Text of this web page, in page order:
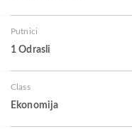
Putnici
1 Odrasli
Class
Ekonomija